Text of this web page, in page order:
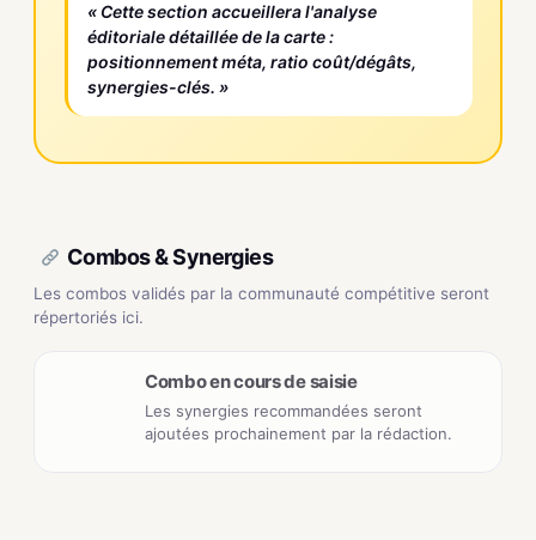
« Cette section accueillera l'analyse
éditoriale détaillée de la carte :
positionnement méta, ratio coût/dégâts,
synergies-clés. »
Combos & Synergies
Les combos validés par la communauté compétitive seront
répertoriés ici.
Combo en cours de saisie
Les synergies recommandées seront
ajoutées prochainement par la rédaction.